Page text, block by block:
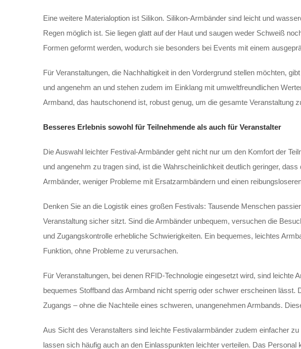
Eine weitere Materialoption ist Silikon. Silikon-Armbänder sind leicht und
Regen möglich ist. Sie liegen glatt auf der Haut und saugen weder Schweiß
Formen geformt werden, wodurch sie besonders bei Events mit einem
Für Veranstaltungen, die Nachhaltigkeit in den Vordergrund stellen möchten,
und angenehm an und stehen zudem im Einklang mit umweltfreundlichen
Armband, das hautschonend ist, robust genug, um die gesamte Veranstaltung
Besseres Erlebnis sowohl für Teilnehmende als auch für Veranstalter
Die Auswahl leichter Festival-Armbänder geht nicht nur um den Komfort der
und angenehm zu tragen sind, ist die Wahrscheinlichkeit deutlich geringer,
Armbänder, weniger Probleme mit Ersatzarmbändern und einen
Denken Sie an die Logistik eines großen Festivals: Tausende Menschen
Veranstaltung sicher sitzt. Sind die Armbänder unbequem, versuchen die
und Zugangskontrolle erhebliche Schwierigkeiten. Ein bequemes, leichtes
Funktion, ohne Probleme zu verursachen.
Für Veranstaltungen, bei denen RFID-Technologie eingesetzt wird, sind
bequemes Stoffband das Armband nicht sperrig oder schwer erscheinen
Zugangs – ohne die Nachteile eines schweren, unangenehmen Armbands.
Aus Sicht des Veranstalters sind leichte Festivalarmbänder zudem einfacher
lassen sich häufig auch an den Einlasspunkten leichter verteilen. Das